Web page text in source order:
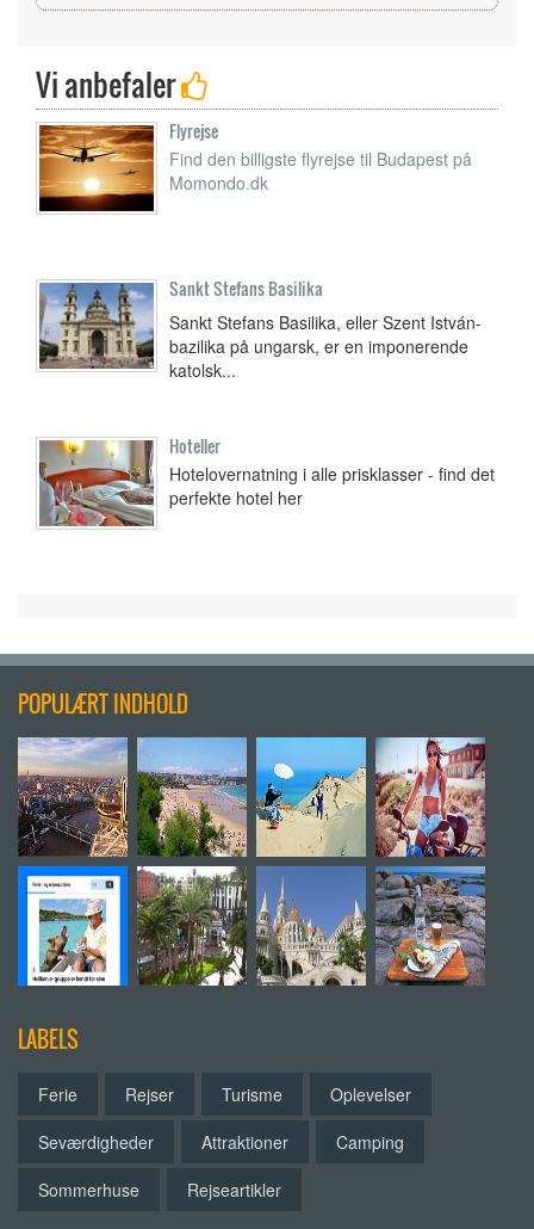
Vi anbefaler
Flyrejse
Find den billigste flyrejse til Budapest på
Momondo.dk
Sankt Stefans Basilika
Sankt Stefans Basilika, eller Szent István-
bazilika på ungarsk, er en imponerende
katolsk...
Hoteller
Hotelovernatning i alle prisklasser - find det
perfekte hotel her
POPULÆRT INDHOLD
LABELS
Ferie Rejser Turisme
Oplevelser
Seværdigheder
Attraktioner
Camping
Sommerhuse
Rejseartikler